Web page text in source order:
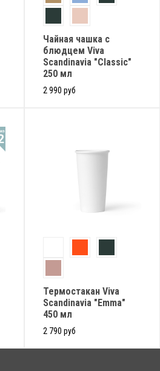
Чайная чашка с
блюдцем Viva
Scandinavia "Classic"
250 мл
2 990 руб
Термостакан Viva
Scandinavia "Emma"
450 мл
2 790 руб